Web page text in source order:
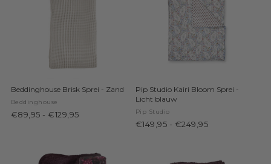
Beddinghouse Brisk Sprei - Zand
Beddinghouse
€89,95 - €129,95
Pip Studio Kairi Bloom Sprei -
Licht blauw
Pip Studio
€149,95 - €249,95